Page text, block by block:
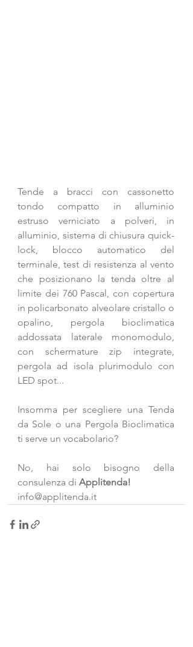
Tende a bracci con cassonetto
tondo compatto in alluminio
estruso verniciato a polveri, in
alluminio, sistema di chiusura quick-
lock, blocco automatico del
terminale, test di resistenza al vento
che posizionano la tenda oltre al
limite dei 760 Pascal, con copertura
in policarbonato alveolare cristallo o
opalino, pergola bioclimatica
addossata laterale monomodulo,
con schermature zip integrate,
pergola ad isola plurimodulo con
LED spot...
Insomma per scegliere una Tenda
da Sole o una Pergola Bioclimatica
ti serve un vocabolario?
No, hai solo bisogno della
consulenza di Applitenda!
info@applitenda.it